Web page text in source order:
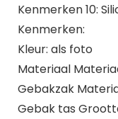
Kenmerken 10:
Kenmerken:
Kleur: als foto
Materiaal
Gebakzak
Gebak tas